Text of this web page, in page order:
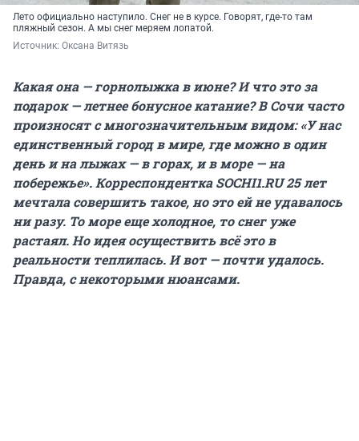
Лето официально наступило. Снег не в курсе. Говорят, где-то там
пляжный сезон. А мы снег меряем лопатой.
Источник: Оксана Витязь
Какая она — горнолыжка в июне? И что это за
подарок — летнее бонусное катание? В Сочи часто
произносят с многозначительным видом: «У нас
единственный город в мире, где можно в один
день и на лыжах — в горах, и в море — на
побережье». Корреспондентка SOCHI1.RU 25 лет
мечтала совершить такое, но это ей не удавалось
ни разу. То море еще холодное, то снег уже
растаял. Но идея осуществить всё это в
реальности теплилась. И вот — почти удалось.
Правда, с некоторыми нюансами.